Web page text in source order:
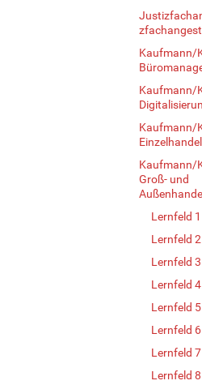
Kaufmann/
Kaufmann/
Kaufmann/
Einzelhandel
Kaufmann/
Groß- und
Lernfeld 1
Lernfeld 2
Lernfeld 3
Lernfeld 4
Lernfeld 5
Lernfeld 6
Lernfeld 7
Lernfeld 8